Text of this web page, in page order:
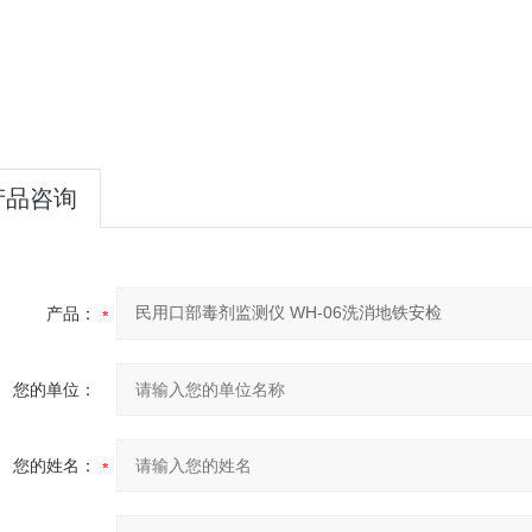
品咨询
产品：
您的单位：
您的姓名：